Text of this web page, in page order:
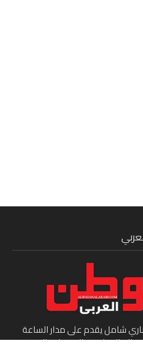
شامل يقدم على مدار الساعة
عالم السياسة والاقتصاد والفن